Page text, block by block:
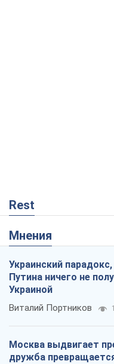
Rest
Мнения
Украинский
Путина ничего не
Украиной
Виталий Портников
Москва выдвигает
дружба